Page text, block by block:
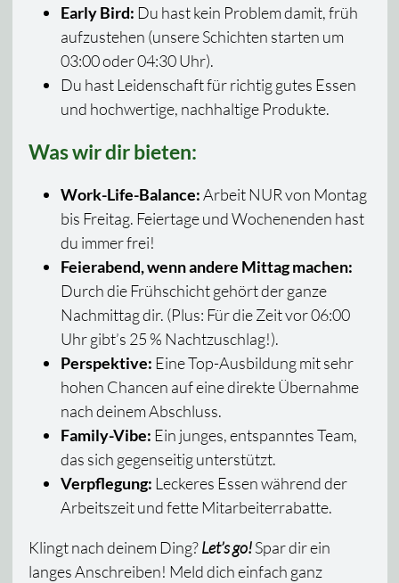
Early Bird: Du hast kein Problem damit, früh
aufzustehen (unsere Schichten starten um
03:00 oder 04:30 Uhr).
Du hast Leidenschaft für richtig gutes Essen
und hochwertige, nachhaltige Produkte.
Was wir dir bieten:
Work-Life-Balance:Arbeit NUR von Montag
bis Freitag. Feiertage und Wochenenden hast
du immer frei!
Feierabend, wenn andere Mittag machen:
Durch die Frühschicht gehört der ganze
Nachmittag dir. (Plus: Für die Zeit vor 06:00
Uhr gibt’s 25 % Nachtzuschlag!).
Perspektive: Eine Top-Ausbildung mit sehr
hohen Chancen auf eine direkte Übernahme
nach deinem Abschluss.
Family-Vibe: Ein junges, entspanntes Team,
das sich gegenseitig unterstützt.
Verpflegung: Leckeres Essen während der
Arbeitszeit und fette Mitarbeiterrabatte.
Klingt nach deinem Ding?Let’s go!Spar dir ein
langes Anschreiben! Meld dich einfach ganz